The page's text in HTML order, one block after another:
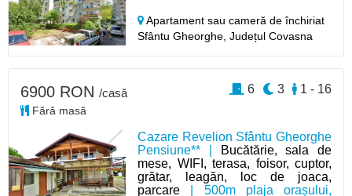
Apartament sau cameră de închiriat
Sfântu Gheorghe,Județul Covasna
Cazare Revelion Sfântu Gheorghe
Pensiune** |
Bucătărie, sala de
mese, WIFI, terasa, foisor, cuptor,
grătar, leagăn, loc de joaca,
parcare | 500m plaja orașului,
6900 RON /casă
Fără masă
1 - 16
3
6